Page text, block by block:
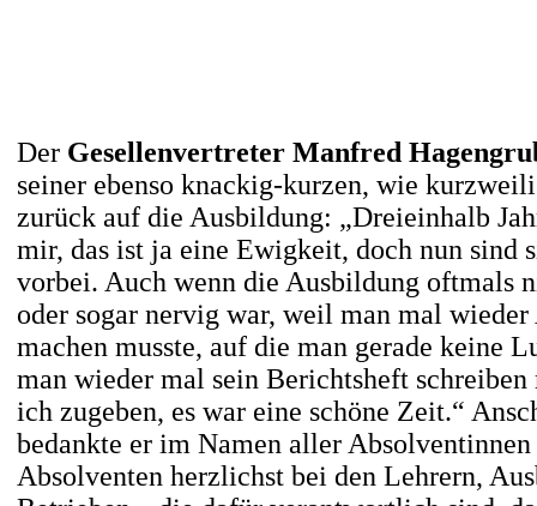
Der Gesellenvertreter Manfred
seiner ebenso knackig-kurzen, wie
zurück auf die Ausbildung: „Dreieinhalb
mir, das ist ja eine Ewigkeit, doch nun sind
vorbei. Auch wenn die Ausbildung oftmals
oder sogar nervig war, weil man mal
machen musste, auf die man gerade keine
man wieder mal sein Berichtsheft schreiben
ich zugeben, es war eine schöne Zeit.“
bedankte er im Namen aller Absolventinnen
Absolventen herzlichst bei den Lehrern,